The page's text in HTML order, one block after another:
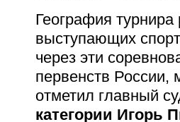
География
выступающих
через эти
первенств
отметил главный
категории Игорь